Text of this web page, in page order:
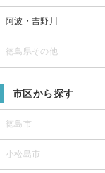
阿波・吉野川
徳島県その他
市区から探す
徳島市
小松島市